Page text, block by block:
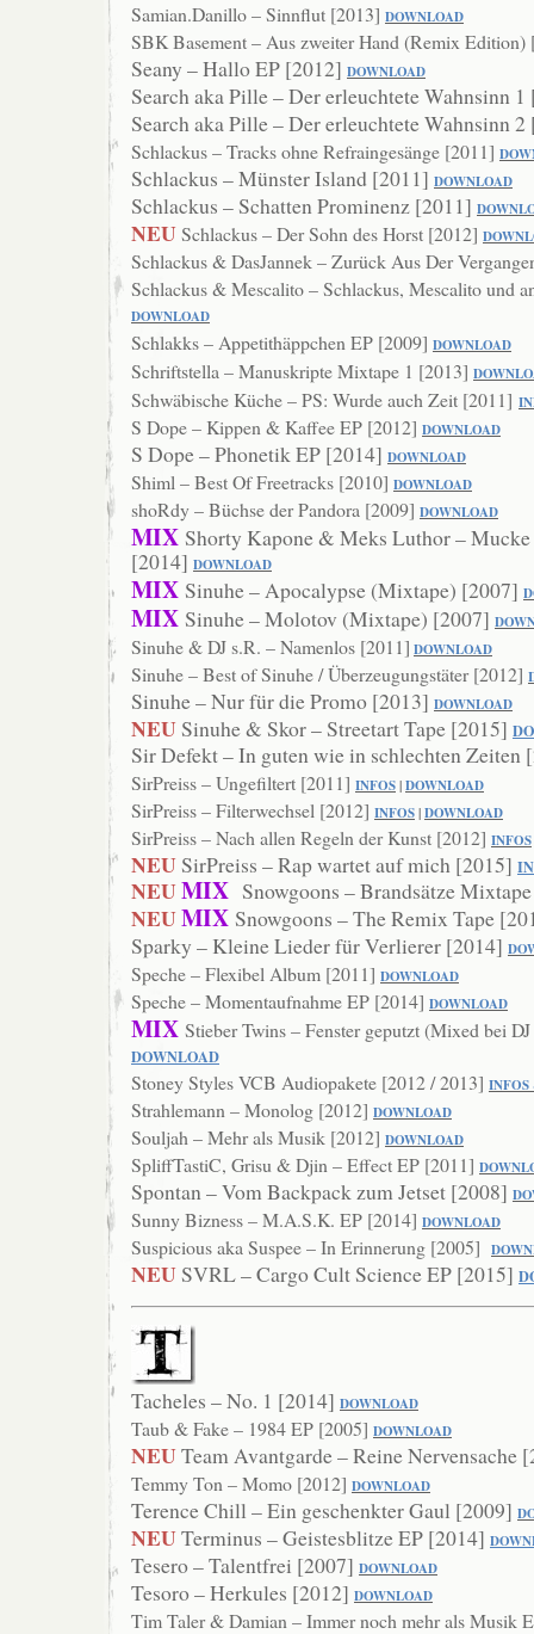
Samian.Danillo – Sinnflut [2013] DOWNLOAD
SBK Basement – Aus zweiter Hand (Remix
Seany – Hallo EP [2012] DOWNLOAD
Search aka Pille – Der erleuchtete Wahnsinn
Search aka Pille – Der erleuchtete Wahnsinn
Schlackus – Tracks ohne Refraingesänge [2011]
Schlackus – Münster Island [2011] DOWNLOAD
Schlackus – Schatten Prominenz [2011]
NEUSchlackus – Der Sohn des Horst [2012]
Schlackus & DasJannek – Zurück Aus Der
Schlackus & Mescalito – Schlackus, Mescalito und
DOWNLOAD
Schlakks – Appetithäppchen EP [2009] DOWNLOAD
Schriftstella – Manuskripte Mixtape 1 [2013]
Schwäbische Küche – PS: Wurde auch Zeit [2011]
S Dope – Kippen & Kaffee EP [2012] DOWNLOAD
S Dope – Phonetik EP [2014] DOWNLOAD
Shiml – Best Of Freetracks [2010] DOWNLOAD
shoRdy – Büchse der Pandora [2009] DOWNLOAD
MIX Shorty Kapone & Meks Luthor –
[2014] DOWNLOAD
MIX Sinuhe – Apocalypse (Mixtape) [2007]
MIX Sinuhe – Molotov (Mixtape) [2007]
Sinuhe & DJ s.R. – Namenlos [2011] DOWNLOAD
Sinuhe – Best of Sinuhe / Überzeugungstäter [2012]
Sinuhe – Nur für die Promo [2013] DOWNLOAD
NEUSinuhe & Skor – Streetart Tape [2015]
Sir Defekt – In guten wie in schlechten Zeiten
SirPreiss – Ungefiltert [2011] INFOS|DOWNLOAD
SirPreiss – Filterwechsel [2012] INFOS|DOWNLOAD
SirPreiss – Nach allen Regeln der Kunst [2012] INFOS
NEUSirPreiss – Rap wartet auf mich [2015]
NEUMIX Snowgoons – Brandsätze
NEUMIX Snowgoons – The Remix Tape
Sparky – Kleine Lieder für Verlierer [2014]
Speche – Flexibel Album [2011] DOWNLOAD
Speche – Momentaufnahme EP [2014] DOWNLOAD
MIX Stieber Twins – Fenster geputzt (Mixed bei
DOWNLOAD
Stoney Styles VCB Audiopakete [2012 / 2013] INFOS
Strahlemann – Monolog [2012] DOWNLOAD
Souljah – Mehr als Musik [2012] DOWNLOAD
SpliffTastiC, Grisu & Djin – Effect EP [2011] DO
Spontan – Vom Backpack zum Jetset [2008]
Sunny Bizness – M.A.S.K. EP [2014] DOWNLOAD
Suspicious aka Suspee – In Erinnerung [2005]
NEUSVRL – Cargo Cult Science EP [2015]
Tacheles – No. 1 [2014] DOWNLOAD
Taub & Fake – 1984 EP [2005] DOWNLOAD
NEUTeam Avantgarde – Reine Nervensache
Temmy Ton – Momo [2012] DOWNLOAD
Terence Chill – Ein geschenkter Gaul [2009]
NEUTerminus – Geistesblitze EP [2014]
Tesero – Talentfrei [2007] DOWNLOAD
Tesoro – Herkules [2012] DOWNLOAD
Tim Taler & Damian – Immer noch mehr als Musik